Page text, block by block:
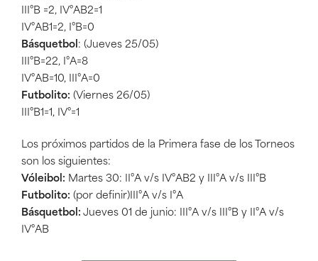
III°B =2, IV°AB2=1
IV°AB1=2, I°B=0
Básquetbol : (Jueves 25/05)
III°B=22, I°A=8
IV°AB=10, III°A=0
Futbolito: (Viernes 26/05)
III°B1=1, IV°=1
Los próximos partidos de la Primera fase de los Torneos
son los siguientes:
Vóleibol: Martes 30: II°A v/s IV°AB2 y III°A v/s III°B
Futbolito: (por definir)III°A v/s I°A
Básquetbol: Jueves 01 de junio: III°A v/s III°B y II°A v/s
IV°AB